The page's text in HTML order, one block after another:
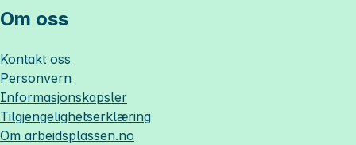
Om oss
Kontakt oss
Personvern
Informasjonskapsler
Tilgjengelighetserklæring
Om arbeidsplassen.no